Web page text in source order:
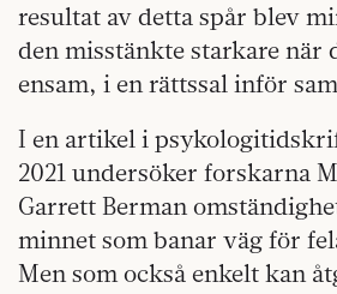
resultat av detta spår blev
den misstänkte starkare när
ensam, i en rättssal inför
I en artikel i
2021 undersöker forskarna
Garrett Berman
minnet som banar väg för
Men som också enkelt kan